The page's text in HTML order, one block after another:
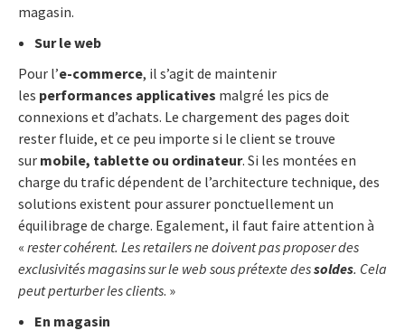
magasin.
Sur le web
Pour l’e-commerce, il s’agit de maintenir
les performances applicatives malgré les pics de
connexions et d’achats. Le chargement des pages doit
rester fluide, et ce peu importe si le client se trouve
sur mobile, tablette ou ordinateur. Si les montées en
charge du trafic dépendent de l’architecture technique, des
solutions existent pour assurer ponctuellement un
équilibrage de charge. Egalement, il faut faire attention à
« rester cohérent. Les retailers ne doivent pas proposer des
exclusivités magasins sur le web sous prétexte dessoldes. Cela
peut perturber les clients. »
En magasin